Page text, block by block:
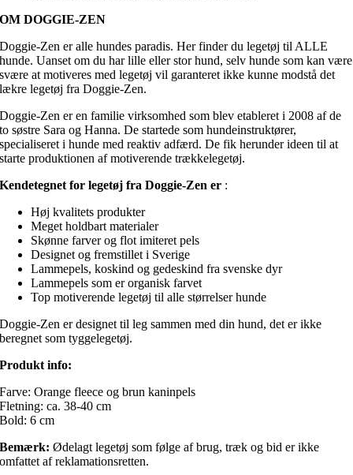
OM DOGGIE-ZEN
Doggie-Zen er alle hundes paradis. Her finder du legetøj til ALLE
hunde. Uanset om du har lille eller stor hund, selv hunde som kan være
svære at motiveres med legetøj vil garanteret ikke kunne modstå det
lækre legetøj fra Doggie-Zen.
Doggie-Zen er en familie virksomhed som blev etableret i 2008 af de
to søstre Sara og Hanna. De startede som hundeinstruktører,
specialiseret i hunde med reaktiv adfærd. De fik herunder ideen til at
starte produktionen af motiverende trækkelegetøj.
Kendetegnet for legetøj fra Doggie-Zen er :
Høj kvalitets produkter
Meget holdbart materialer
Skønne farver og flot imiteret pels
Designet og fremstillet i Sverige
Lammepels, koskind og gedeskind fra svenske dyr
Lammepels som er organisk farvet
Top motiverende legetøj til alle størrelser hunde
Doggie-Zen er designet til leg sammen med din hund, det er ikke
beregnet som tyggelegetøj.
Produkt info:
Farve: Orange fleece og brun kaninpels
Fletning: ca. 38-40 cm
Bold: 6 cm
Bemærk: Ødelagt legetøj som følge af brug, træk og bid er ikke
omfattet af reklamationsretten.